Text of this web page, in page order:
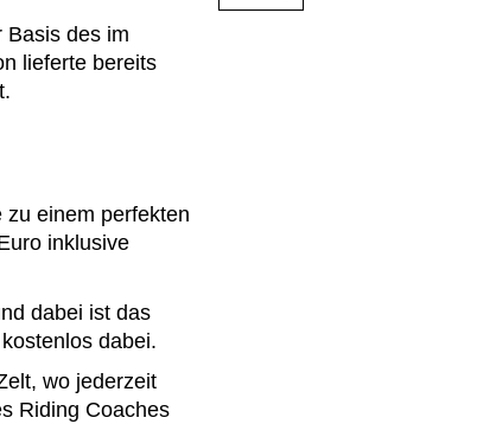
Basis des im
lieferte bereits
einem perfekten
inklusive
dabei ist das
dabei.
wo jederzeit
Riding Coaches